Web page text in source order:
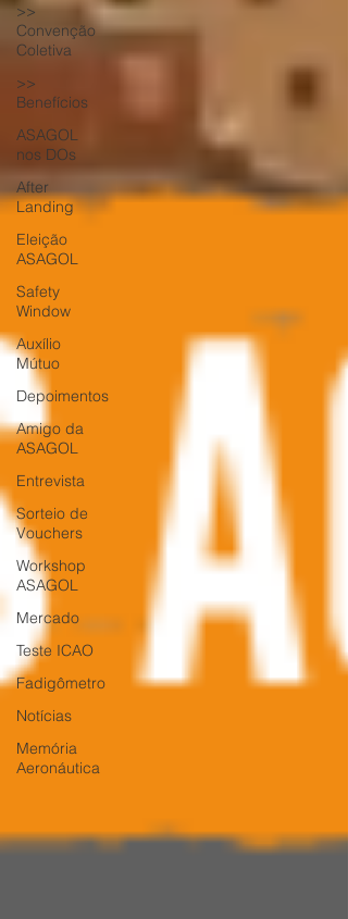
>>
Convenção
Coletiva
>>
Benefícios
ASAGOL
nos DOs
After
Landing
Eleição
ASAGOL
Safety
Window
Auxílio
Mútuo
Depoimentos
Amigo da
ASAGOL
Entrevista
Sorteio de
Vouchers
Workshop
ASAGOL
Mercado
Teste ICAO
Fadigômetro
Notícias
Memória
Aeronáutica